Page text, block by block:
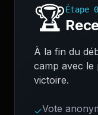
🏆Étape
À la fin du
camp avec le
victoire.
✓Vote